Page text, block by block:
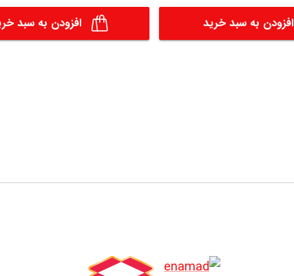
افزودن به سبد خرید افزودن به سبد